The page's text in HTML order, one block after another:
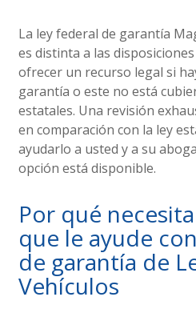
La ley federal de garantía
es distinta a las
ofrecer un recurso legal si
garantía o este no está
estatales. Una revisión
en comparación con la ley
ayudarlo a usted y a su
opción está disponible.
Por qué
que le ayude
de garantía de
Vehículos